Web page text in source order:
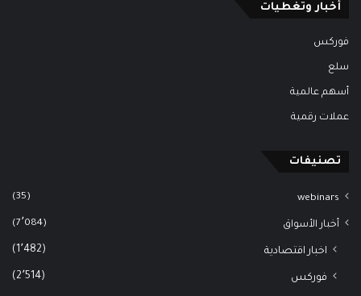
أخبار وتغطيات
فوركس
سلع
أسهم عالمية
عملات رقمية
تصنيفات
webinars
(35)
أخبار الأسواق (7٬084)
اخبار اقتصادية (1٬482)
فوركس (2٬514)